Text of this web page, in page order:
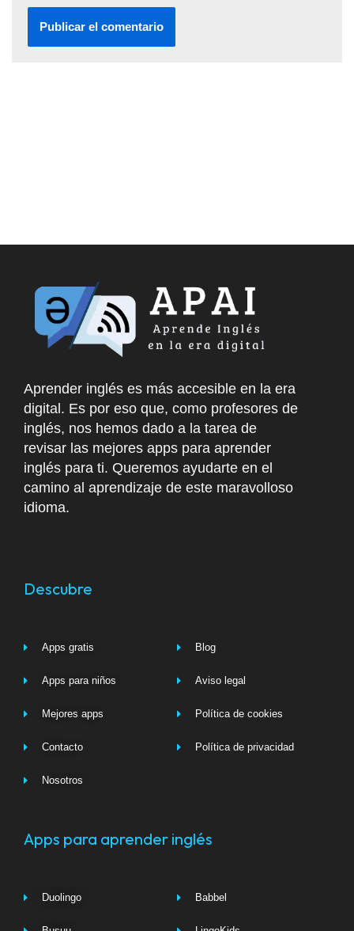
Aprender inglés es más accesible en la era
digital. Es por eso que, como profesores de
inglés, nos hemos dado a la tarea de
revisar las mejores apps para aprender
inglés para ti. Queremos ayudarte en el
camino al aprendizaje de este maravolloso
idioma.
Descubre
Apps gratis
Apps para niños
Mejores apps
Contacto
Nosotros
Blog
Aviso legal
Política de cookies
Política de privacidad
Apps para aprender inglés
Duolingo Babbel